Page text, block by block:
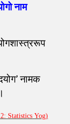
नाम
नामक
Statistics Yog)